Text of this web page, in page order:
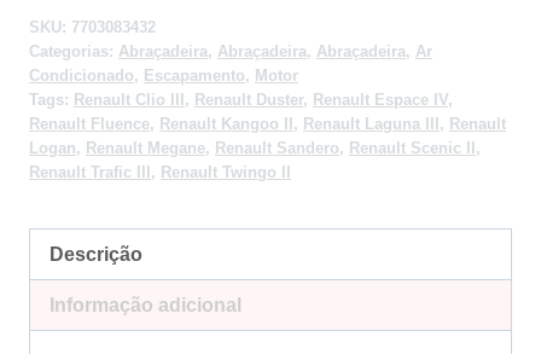
SKU: 7703083432
Categorias: Abraçadeira, Abraçadeira, Abraçadeira, Ar
Condicionado, Escapamento, Motor
Tags: Renault Clio III , Renault Duster, Renault Espace IV,
Renault Fluence, Renault Kangoo II , Renault Laguna III , Renault
Logan, Renault Megane, Renault Sandero, Renault Scenic II ,
Renault Trafic III , Renault Twingo II
Descrição
Informação adicional